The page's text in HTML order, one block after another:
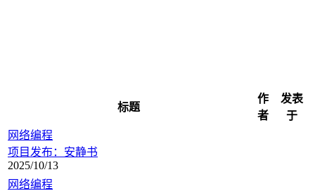
标题
作
者
发表
于
网络编程
项目发布：安静书
2025/10/13
网络编程